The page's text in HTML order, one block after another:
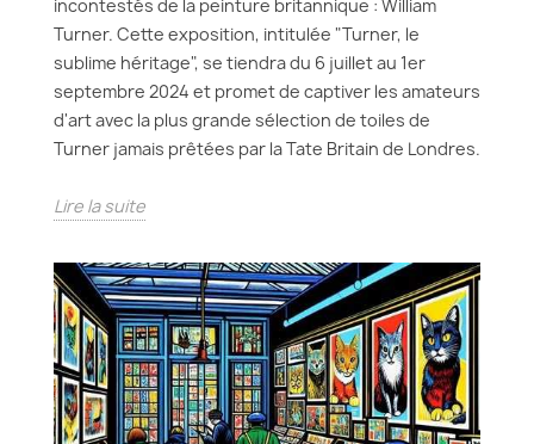
incontestés de la peinture britannique : William
Turner. Cette exposition, intitulée "Turner, le
sublime héritage", se tiendra du 6 juillet au 1er
septembre 2024 et promet de captiver les amateurs
d'art avec la plus grande sélection de toiles de
Turner jamais prêtées par la Tate Britain de Londres.
Lire la suite